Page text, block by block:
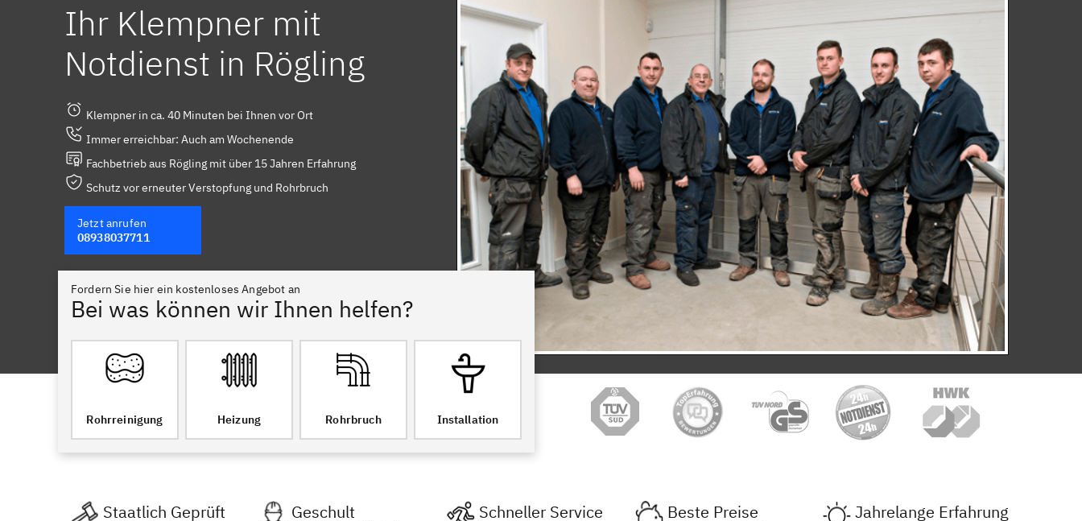
Ihr Klempner mit
Notdienst in Rögling
Klempner in ca. 40 Minuten bei Ihnen vor Ort
Immer erreichbar: Auch am Wochenende
Fachbetrieb aus Rögling mit über 15 Jahren Erfahrung
Schutz vor erneuter Verstopfung und Rohrbruch
Jetzt anrufen
08938037711
Fordern Sie hier ein kostenloses Angebot an
Bei was können wir Ihnen helfen?
Rohrreinigung Heizung Rohrbruch Installation
Staatlich Geprüft Geschult Schneller Service Beste Preise Jahrelange Erfahrung